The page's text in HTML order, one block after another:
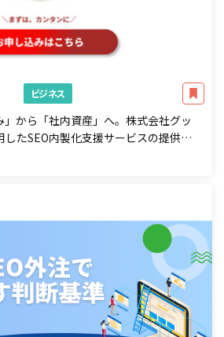
ビジネス
」から「社内資産」へ。株式会社グッ
したSEO内製化支援サービスの提供を